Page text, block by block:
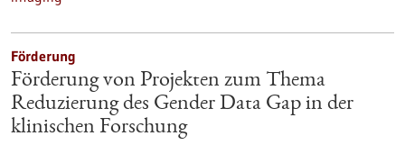
Förderung
Förderung von Projekten zum Thema
Reduzierung des Gender Data Gap in der
klinischen Forschung